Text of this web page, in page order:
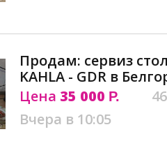
Продам: сервиз
KAHLA - GDR в
Цена 35 000 Р.
Вчера в 10:05